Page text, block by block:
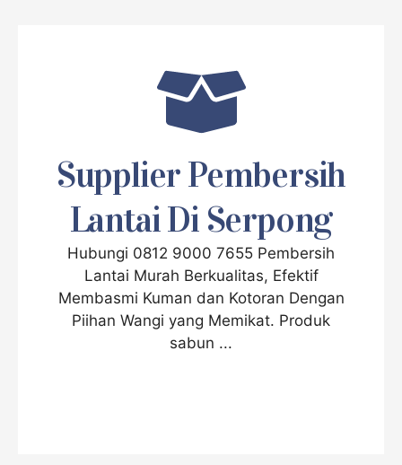
Supplier Pembersih
Lantai Di Serpong
Hubungi 0812 9000 7655 Pembersih
Lantai Murah Berkualitas, Efektif
Membasmi Kuman dan Kotoran Dengan
Piihan Wangi yang Memikat. Produk
sabun ...